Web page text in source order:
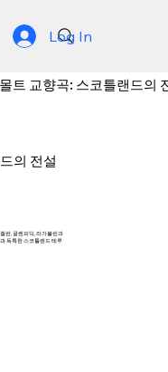
Log In
트 교향곡: 스코틀랜드의
의 전설
란, 글렌피딕, 라가불린과
독특한 스코틀랜드 테루